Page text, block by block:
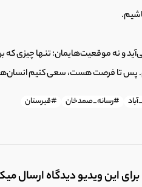
می‌آید و نه موقعیت‌هایمان؛ تنها چیزی
پس تا فرصت هست، سعی کنیم
#رسانه_صمدخان #قبرستان
این ویدیو دیدگاه ارسال